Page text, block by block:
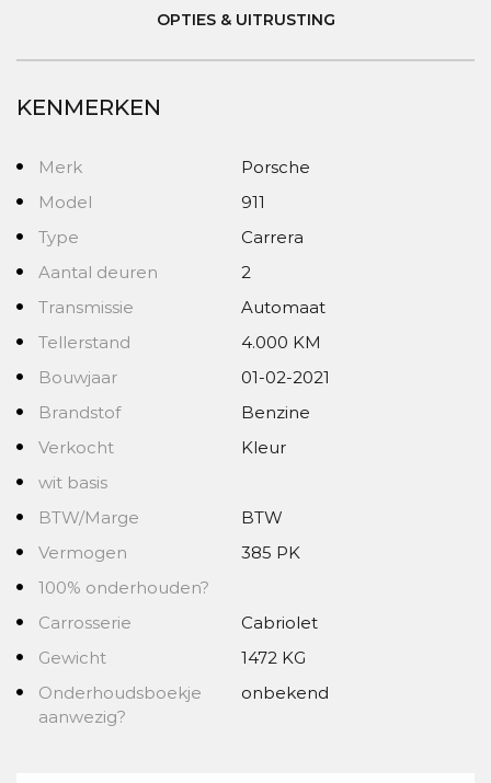
OPTIES & UITRUSTING
KENMERKEN
Merk
Porsche
Model
911
Type
Carrera
Aantal deuren
2
Transmissie
Automaat
Tellerstand
4.000 KM
Bouwjaar
01-02-2021
Brandstof
Benzine
Verkocht
Kleur
wit basis
BTW/Marge
BTW
Vermogen
385 PK
100% onderhouden?
Carrosserie
Cabriolet
Gewicht
1472 KG
Onderhoudsboekje
aanwezig?
onbekend